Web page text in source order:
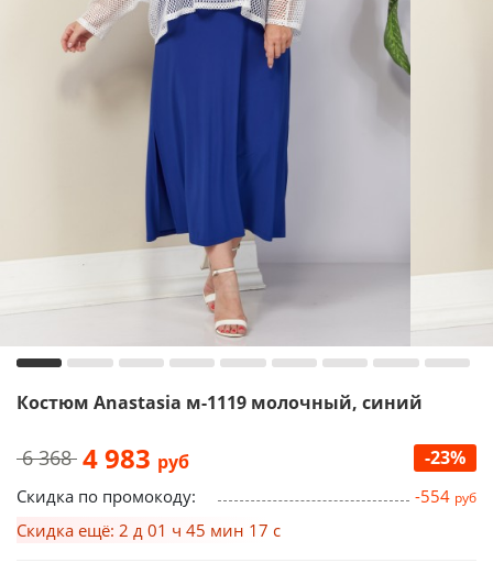
Костюм Anastasia м-1119 молочный, синий
6 368 4 983 руб -23%
Скидка по промокоду: -554 руб
Скидка ещё: 2 д 01 ч 45 мин 16 с